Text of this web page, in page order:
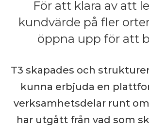
För att klara av att
kundvärde på fler
öppna upp för att
T3 skapades och
kunna erbjuda en
verksamhetsdelar runt
har utgått från vad som